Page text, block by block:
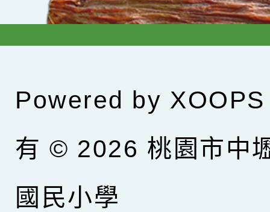
Powered by XOOPS
有 © 2026 桃園市中
國民小學